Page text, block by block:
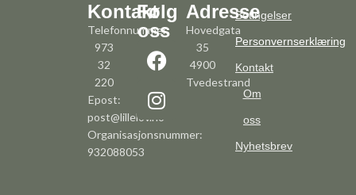
Kontakt
Telefonnummer:
973
32
220
Epost:
post@lillelov.no
Organisasjonsnummer:
932088053
Følg
oss
Adresse
Hovedgata
35
4900
Tvedestrand
Betingelser
Personvernserklæring
Kontakt
Om
oss
Nyhetsbrev